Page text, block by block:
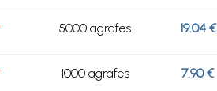
5000 agrafes 19.04 €
1000 agrafes 7.90 €